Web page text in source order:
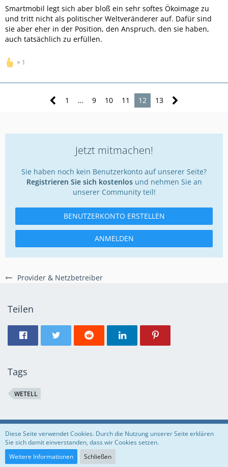
Provider & Netzbetreiber
Smartmobil legt sich aber bloß ein sehr softes Ökoimage zu
und tritt nicht als politischer Weltveränderer auf. Dafür sind
sie aber eher in der Position, den Anspruch, den sie haben,
auch tatsächlich zu erfüllen.
1
1 … 9 10 11 12 13
Jetzt mitmachen!
Sie haben noch kein Benutzerkonto auf unserer Seite?
Registrieren Sie sich kostenlosund nehmen Sie an
unserer Community teil!
BENUTZERKONTO ERSTELLEN
ANMELDEN
Teilen
Tags
WETELL
Regeln Datenschutzerklärung Impressum
Community-Software:
Diese Seite verwendet Cookies. Durch die Nutzung unserer Seite erklären
Sie sich damit einverstanden, dass wir Cookies setzen.
Weitere Informationen
Schließen